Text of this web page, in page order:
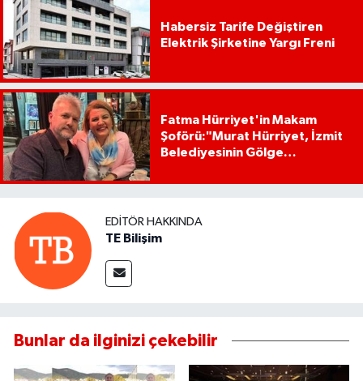
Habersiz Tarife Değiştiren
Elektrik Şirketine Yargı Freni
Fatma Hürriyet'in Makam
Şoförü:"Murat Hürriyet, İzmit
Belediyesinin Gölge
EDITÖR HAKKINDA
TE Bilişim
Bunlar da ilginizi çekebilir